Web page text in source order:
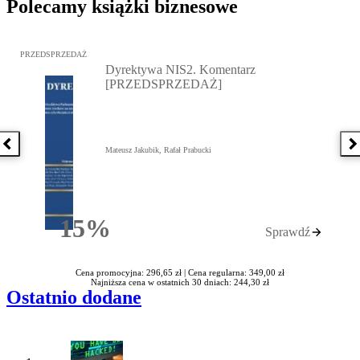
Polecamy książki biznesowe
Poprzednia książka
Przejdź do: Dyrektywa NIS2. Komentarz [PRZEDSPRZEDAŻ],
PRZEDSPRZEDAŻ
15%Rabatu
Dyrektywa NIS2. Komentarz
[PRZEDSPRZEDAŻ]
Mateusz Jakubik, Rafał Prabucki
Sprawdź
Cena promocyjna: 296,65 zł | Cena regularna: 349,00 zł
Najniższa cena w ostatnich 30 dniach: 244,30 zł
Ostatnio dodane